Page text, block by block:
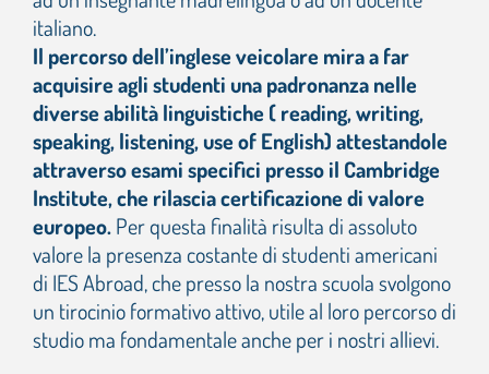
italiano.
Il percorso dell’inglese veicolare mira a far
acquisire agli studenti una padronanza nelle
diverse abilità linguistiche ( reading, writing,
speaking, listening, use of English) attestandole
attraverso esami specifici presso il Cambridge
Institute, che rilascia certificazione di valore
europeo.Per questa finalità risulta di assoluto
valore la presenza costante di studenti americani
di IES Abroad, che presso la nostra scuola svolgono
un tirocinio formativo attivo, utile al loro percorso di
studio ma fondamentale anche per i nostri allievi.